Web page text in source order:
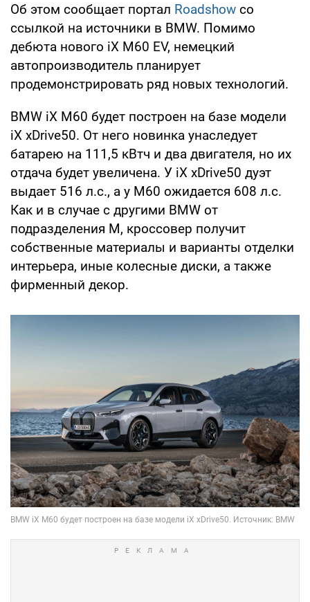
Об этом сообщает портал Roadshow со
ссылкой на источники в BMW. Помимо
дебюта нового iX M60 EV, немецкий
автопроизводитель планирует
продемонстрировать ряд новых технологий.
BMW iX M60 будет построен на базе модели
iX xDrive50. От него новинка унаследует
батарею на 111,5 кВтч и два двигателя, но их
отдача будет увеличена. У iX xDrive50 дуэт
выдает 516 л.с., а у М60 ожидается 608 л.с.
Как и в случае с другими BMW от
подразделения M, кроссовер получит
собственные материалы и варианты отделки
интерьера, иные колесные диски, а также
фирменный декор.